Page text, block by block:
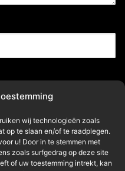
wij technologieën zoals
op te slaan en/of te raadplegen.
u! Door in te stemmen met
zoals surfgedrag op deze site
of uw toestemming intrekt, kan